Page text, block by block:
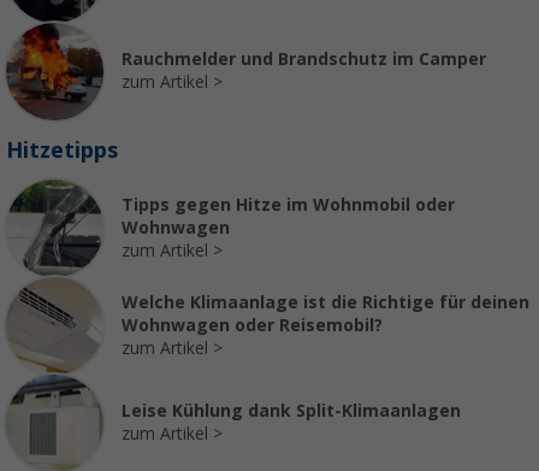
Rauchmelder und Brandschutz im Camper
zum Artikel
Hitzetipps
Tipps gegen Hitze im Wohnmobil oder
Wohnwagen
zum Artikel
Welche Klimaanlage ist die Richtige für deinen
Wohnwagen oder Reisemobil?
zum Artikel
Leise Kühlung dank Split-Klimaanlagen
zum Artikel